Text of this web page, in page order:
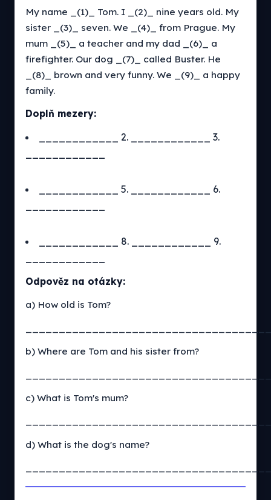
My name _(1)_ Tom. I _(2)_ nine years old. My
sister _(3)_ seven. We _(4)_ from Prague. My
mum _(5)_ a teacher and my dad _(6)_ a
firefighter. Our dog _(7)_ called Buster. He
_(8)_ brown and very funny. We _(9)_ a happy
family.
Doplň mezery:
____________ 2. ____________ 3.
____________ 5. ____________ 6.
____________ 8. ____________ 9.
Odpověz na otázky:
a) How old is Tom?
b) Where are Tom and his sister from?
c) What is Tom's mum?
d) What is the dog's name?